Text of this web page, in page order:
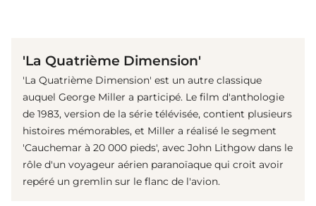
'La Quatrième Dimension'
'La Quatrième Dimension' est un autre classique
auquel George Miller a participé. Le film d'anthologie
de 1983, version de la série télévisée, contient plusieurs
histoires mémorables, et Miller a réalisé le segment
'Cauchemar à 20 000 pieds', avec John Lithgow dans le
rôle d'un voyageur aérien paranoïaque qui croit avoir
repéré un gremlin sur le flanc de l'avion.